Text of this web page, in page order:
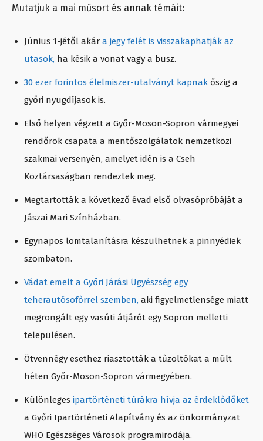
Mutatjuk a mai műsort és annak témáit:
Június 1-jétől akár a jegy felét is visszakaphatják az
utasok, ha késik a vonat vagy a busz.
30 ezer forintos élelmiszer-utalványt kapnak őszig a
győri nyugdíjasok is.
Első helyen végzett a Győr-Moson-Sopron vármegyei
rendőrök csapata a mentőszolgálatok nemzetközi
szakmai versenyén, amelyet idén is a Cseh
Köztársaságban rendeztek meg.
Megtartották a következő évad első olvasópróbáját a
Jászai Mari Színházban.
Egynapos lomtalanításra készülhetnek a pinnyédiek
szombaton.
Vádat emelt a Győri Járási Ügyészség egy
teherautósofőrrel szemben, aki figyelmetlensége miatt
megrongált egy vasúti átjárót egy Sopron melletti
településen.
Ötvennégy esethez riasztották a tűzoltókat a múlt
héten Győr-Moson-Sopron vármegyében.
Különleges ipartörténeti túrákra hívja az érdeklődőket
a Győri Ipartörténeti Alapítvány és az önkormányzat
WHO Egészséges Városok programirodája.